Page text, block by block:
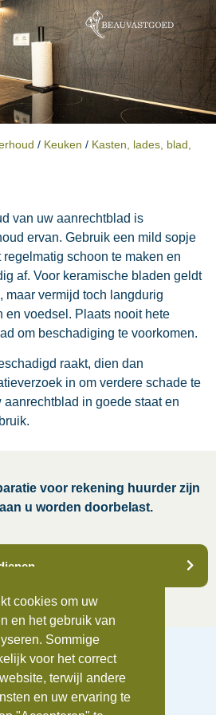
/ Keuken / Kasten, lades, blad,
van uw aanrechtblad is
ervan. Gebruik een mild sopje
schoon te maken en
af. Voor keramische bladen geldt
maar vermijd toch langdurig
en voedsel. Plaats nooit hete
om beschadiging te voorkomen.
raakt, dien dan
in om verdere schade te
in goede staat en
voor rekening huurder zijn
u worden doorbelast.
0172-742655
cookies om uw
en het gebruik van
Sommige
voor het correct
terwijl andere
en uw ervaring te